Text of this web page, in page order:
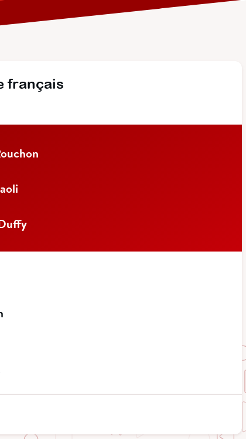
français